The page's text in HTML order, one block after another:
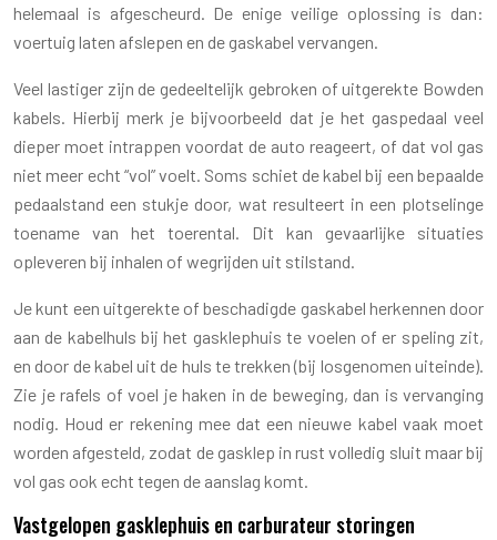
helemaal is afgescheurd. De enige veilige oplossing is dan:
voertuig laten afslepen en de gaskabel vervangen.
Veel lastiger zijn de gedeeltelijk gebroken of uitgerekte Bowden
kabels. Hierbij merk je bijvoorbeeld dat je het gaspedaal veel
dieper moet intrappen voordat de auto reageert, of dat vol gas
niet meer echt “vol” voelt. Soms schiet de kabel bij een bepaalde
pedaalstand een stukje door, wat resulteert in een plotselinge
toename van het toerental. Dit kan gevaarlijke situaties
opleveren bij inhalen of wegrijden uit stilstand.
Je kunt een uitgerekte of beschadigde gaskabel herkennen door
aan de kabelhuls bij het gasklephuis te voelen of er speling zit,
en door de kabel uit de huls te trekken (bij losgenomen uiteinde).
Zie je rafels of voel je haken in de beweging, dan is vervanging
nodig. Houd er rekening mee dat een nieuwe kabel vaak moet
worden afgesteld, zodat de gasklep in rust volledig sluit maar bij
vol gas ook echt tegen de aanslag komt.
Vastgelopen gasklephuis en carburateur storingen